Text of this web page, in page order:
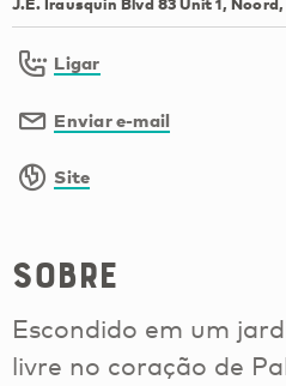
J.E. Irausquin Blvd 83 Unit 1,
Ligar
Enviar e-mail
Site
Sobre
Escondido em um
livre no coração de